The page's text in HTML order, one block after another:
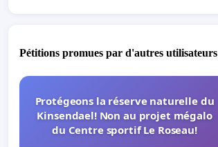
Pétitions promues par d'autres utilisateurs
Protégeons la réserve naturelle du
Kinsendael! Non au projet mégalo
du Centre sportif Le Roseau!